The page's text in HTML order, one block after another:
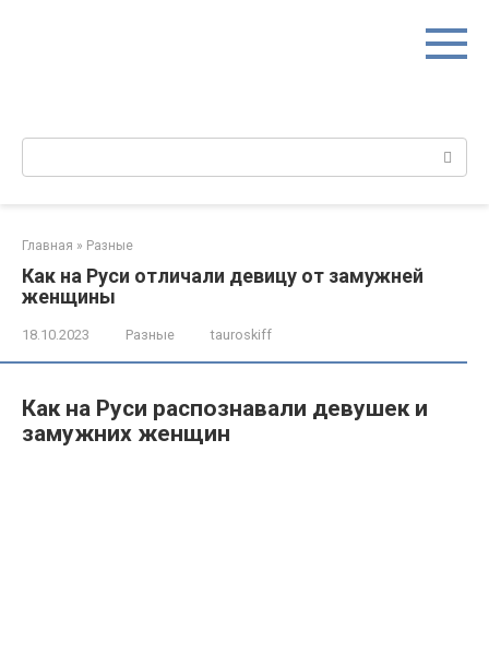
Поиск:
Главная » Разные
Как на Руси отличали девицу от замужней
женщины
18.10.2023 Разные tauroskiff
Как на Руси распознавали девушек и
замужних женщин